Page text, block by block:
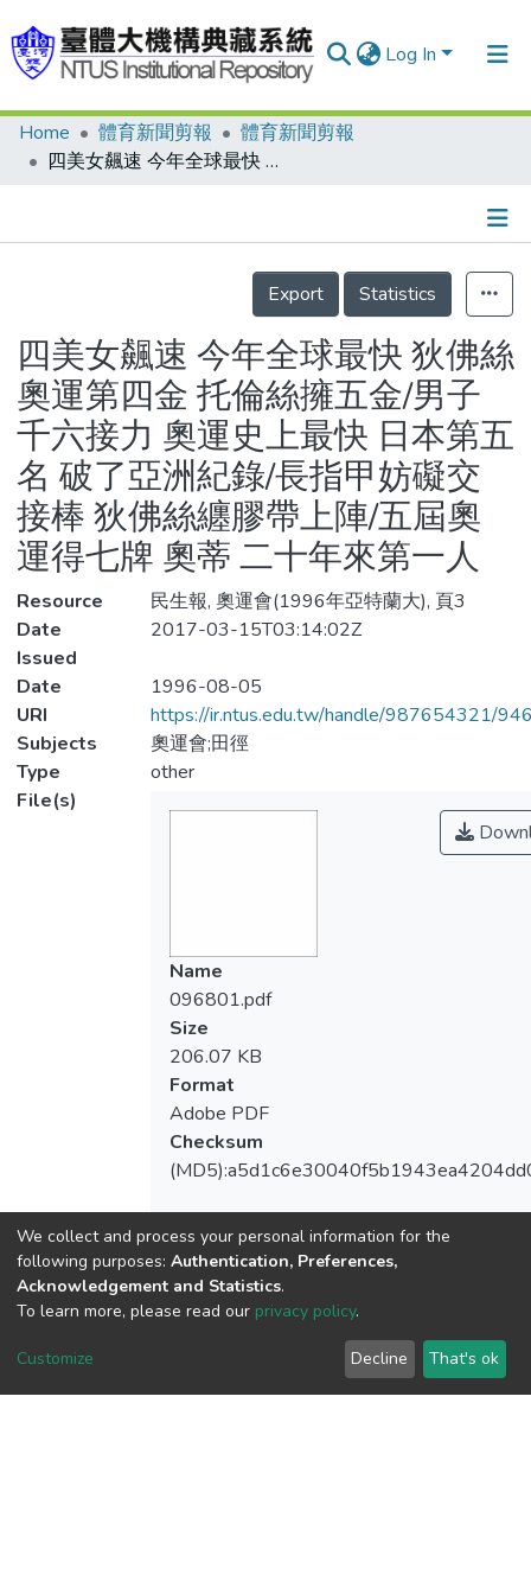
Log In
Communities & Collections
Statistics
Home 體育新聞剪報
體育新聞剪報
四美女飆速 今年全球最快 狄佛絲奧運第四金 托倫絲擁五金/男子千六接力 奧運史上最快 日本第五名 破了亞洲紀錄/長指甲妨礙交接棒 狄佛絲纏膠帶上陣/五屆奧運得七牌 奧蒂 二十年來第一人
Details
Export
Statistics
四美女飆速 今年全球最快 狄佛絲
奧運第四金 托倫絲擁五金/男子
千六接力 奧運史上最快 日本第五
名 破了亞洲紀錄/長指甲妨礙交
接棒 狄佛絲纏膠帶上陣/五屆奧
運得七牌 奧蒂 二十年來第一人
Resource
民生報, 奧運會(1996年亞特蘭大), 頁3
Date
Issued
2017-03-15T03:14:02Z
Date
1996-08-05
URI
https://ir.ntus.edu.tw/handle/987654321/
Subjects
奧運會;田徑
Type
other
File(s)
Name
096801.pdf
Size
206.07 KB
Format
Adobe PDF
Checksum
View metrics
We collect and process your personal information for the
following purposes: Authentication, Preferences,
Acknowledgement and Statistics.
To learn more, please read our privacy policy.
Customize Decline That's ok